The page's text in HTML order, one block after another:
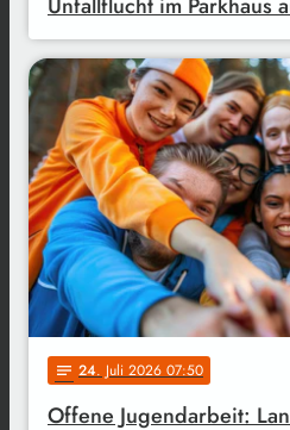
notes 24. Juli 2026 07:50
Offene Jugendarbeit: